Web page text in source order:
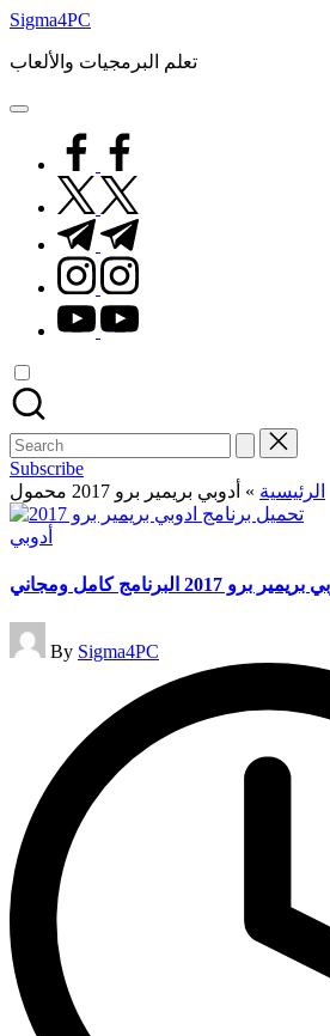
Skip
content
Sigma4PC
تعلم البرمجيات والألعاب
facebook.com
twitter.com
t.me
instagram.com
youtube.com
Search
for:
Subscribe
الرئيسية » أدوبي بريمير برو 2017 محمول
Posted
أدوبي
البرنامج كامل ومجاني
Posted
by
By Sigma4PC